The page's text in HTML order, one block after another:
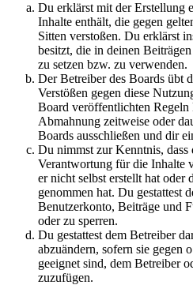
Du erklärst mit der Erstellung
Inhalte enthält, die gegen
Sitten verstoßen. Du erklärst
besitzt, die in deinen
zu setzen bzw. zu verwenden.
Der Betreiber des Boards übt
Verstößen gegen diese
Board veröffentlichten Regeln
Abmahnung zeitweise oder
Boards ausschließen und dir
Du nimmst zur Kenntnis, dass
Verantwortung für die Inhalte
er nicht selbst erstellt hat oder
genommen hat. Du gestattest
Benutzerkonto, Beiträge und
oder zu sperren.
Du gestattest dem Betreiber
abzuändern, sofern sie gegen
geeignet sind, dem Betreiber
zuzufügen.